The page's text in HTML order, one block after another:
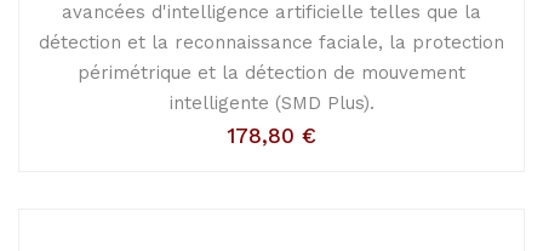
avancées d'intelligence artificielle telles que la
détection et la reconnaissance faciale, la protection
périmétrique et la détection de mouvement
intelligente (SMD Plus).
178,80 €